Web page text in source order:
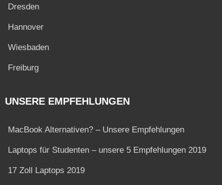
Dresden
Hannover
Wiesbaden
Freiburg
UNSERE EMPFEHLUNGEN
MacBook Alternativen? – Unsere Empfehlungen
Laptops für Studenten – unsere 5 Empfehlungen 2019
17 Zoll Laptops 2019